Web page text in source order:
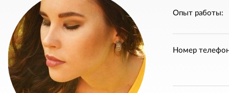
Опыт работы:
Номер